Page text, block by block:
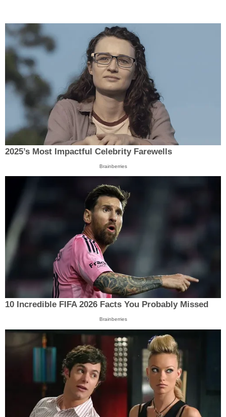
2025’s Most Impactful Celebrity Farewells
Brainberries
10 Incredible FIFA 2026 Facts You Probably Missed
Brainberries